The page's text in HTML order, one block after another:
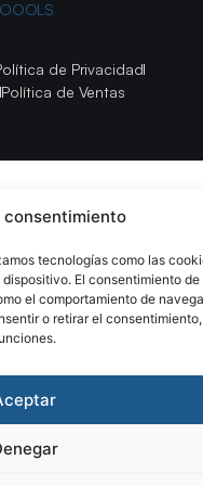
consentimiento
tecnologías como las
El consentimiento de
el comportamiento de
o retirar el
de Privacidad
Política de Ventas